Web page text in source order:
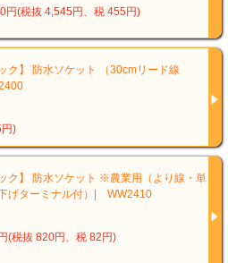
円(税抜 4,545円、税 455円)
ク】 防水ソケット （30cmリード線
)
ック】 防水ソケット ※農業用（より線・単
げターミナル付）| WW2410
(税抜 820円、税 82円)